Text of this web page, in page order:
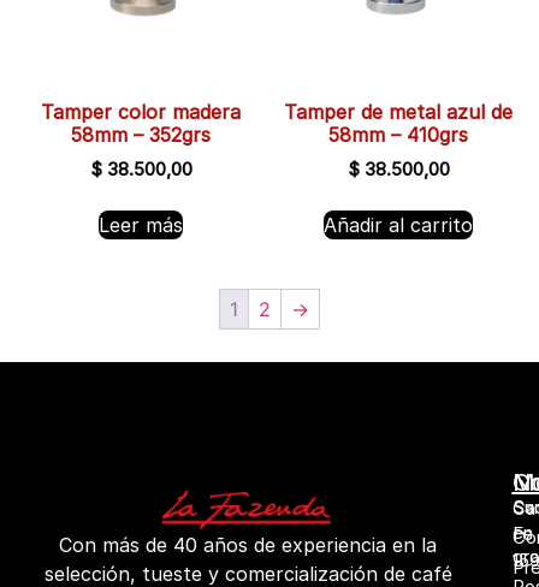
Tamper color madera
58mm – 352grs
$38.500,00
Leer más
Tamper de metal azul de
58mm – 410grs
$38.500,00
Añadir al carrito
1 2 →
Con más de 40 años de experiencia en la
selección, tueste y comercialización de café
en
Fe